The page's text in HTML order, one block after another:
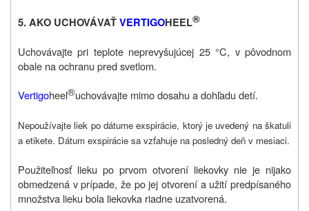
5. AKO UCHOVÁVAŤVERTIGOHEEL®
Uchovávajte pri teplote neprevyšujúcej 25 °C, v pôvodnom
obale na ochranu pred svetlom.
Vertigoheel®uchovávajte mimo dosahu a dohľadu detí.
Nepoužívajte liek po dátume exspirácie, ktorý je uvedený na škatuli
a etikete. Dátum exspirácie sa vzťahuje na posledný deň v mesiaci.
Použiteľnosť lieku po prvom otvorení liekovky nie je nijako
obmedzená v prípade, že po jej otvorení a užití predpísaného
množstva lieku bola liekovka riadne uzatvorená.